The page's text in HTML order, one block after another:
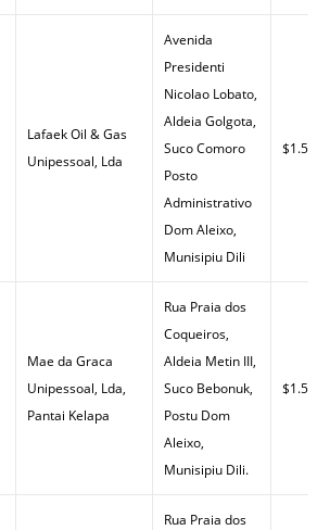
Lafaek Oil & Gas
Unipessoal, Lda
Avenida
Presidenti
Nicolao Lobato,
Aldeia Golgota,
Suco Comoro
Posto
Administrativo
Dom Aleixo,
Munisipiu Dili
$1.50
Mae da Graca
Unipessoal, Lda,
Pantai Kelapa
Rua Praia dos
Coqueiros,
Aldeia Metin III,
Suco Bebonuk,
Postu Dom
Aleixo,
Munisipiu Dili.
$1.59
Rua Praia dos